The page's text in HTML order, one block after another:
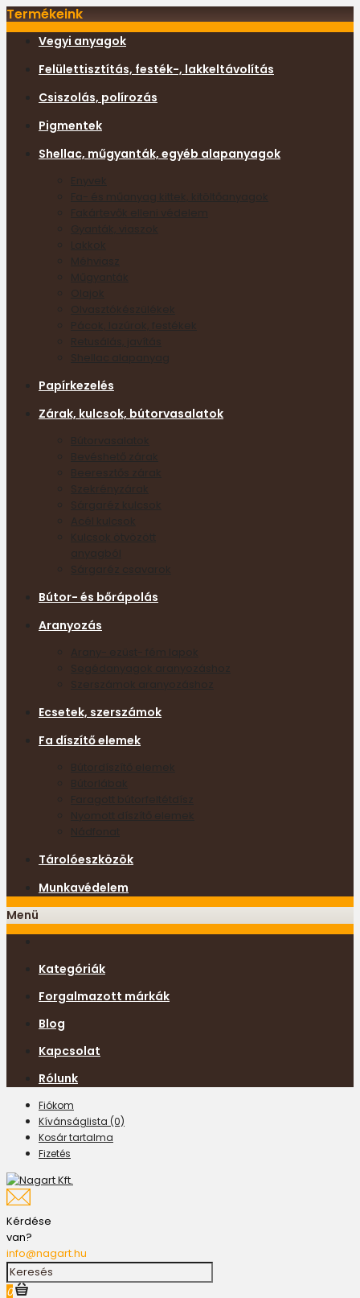
Termékeink
Vegyi anyagok
Felülettisztítás, festék-, lakkeltávolítás
Csiszolás, polírozás
Pigmentek
Shellac, műgyanták, egyéb alapanyagok
Enyvek
Fa- és műanyag kittek, kitöltőanyagok
Fakártevők elleni védelem
Gyanták, viaszok
Lakkok
Méhviasz
Műgyanták
Olajok
Olvasztókészülékek
Pácok, lazúrok, festékek
Retusálás, javítás
Papírkezelés
Zárak, kulcsok, bútorvasalatok
Bútorvasalatok
Bevéshető zárak
Beeresztős zárak
Szekrényzárak
Sárgaréz kulcsok
Acél kulcsok
Kulcsok ötvözött
Sárgaréz csavarok
Bútor- és bőrápolás
Aranyozás
Arany- ezüst- fém lapok
Segédanyagok aranyozáshoz
Szerszámok aranyozáshoz
Ecsetek, szerszámok
Fa díszítő elemek
Bútordíszítő elemek
Bútorlábak
Faragott bútorfeltétdísz
Nyomott díszítő elemek
Tárolóeszközök
Munkavédelem
Menü
Kategóriák
Forgalmazott márkák
Blog
Kapcsolat
Rólunk
Fiókom
Kívánságlista (0)
Kosár tartalma
Fizetés
Kérdése
van?
info@nagart.hu
0